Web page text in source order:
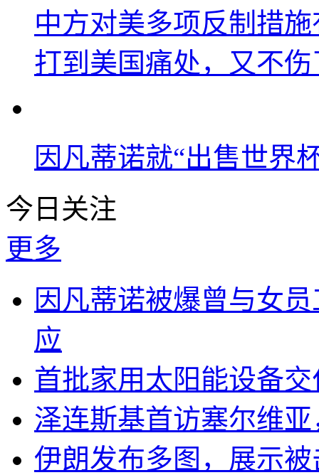
中方对美多项反制措
打到美国痛处，又不
因凡蒂诺就“出售世界
今日关注
更多
因凡蒂诺被爆曾与女
应
首批家用太阳能设备
泽连斯基首访塞尔维
伊朗发布多图，展示